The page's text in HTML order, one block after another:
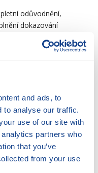
and ads, to
to analyse our traffic.
use of our site with
partners who
that you’ve
from your use
odůvodnění,
dokazování
osoba
protokolu). Osoba,
prohlášením
odvolací soud
státního
státní zástupce.
jinou
obhájcem